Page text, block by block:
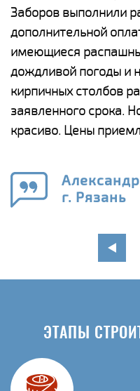
Заборов выполнили
дополнительной
имеющиеся
дождливой погоды и
кирпичных столбов
заявленного срока.
красиво. Цены
г. Рязань
ЭТАПЫ